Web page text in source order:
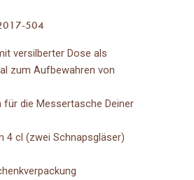
504
versilberter Dose als
zum Aufbewahren von
die Messertasche Deiner
4 cl (zwei Schnapsgläser)